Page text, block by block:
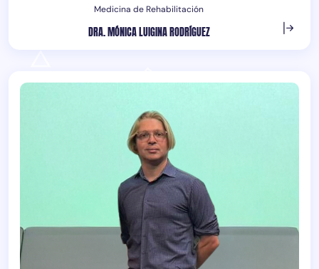
Medicina de Rehabilitación
DRA. MÓNICA LUIGINA RODRÍGUEZ